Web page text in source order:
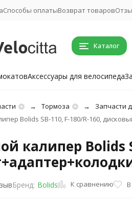
Способы оплатыВозврат товаров
Каталог
Аксессуары для велосипеда
Тормоза
Запчасти
Bolids SB-110, F-180/R-160,
калипер Bolids
Бренд: Bolids К сравнению